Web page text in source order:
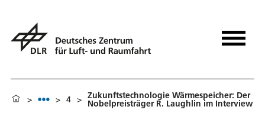
> > 4 > Zukunftstechnologie Wärmespeicher: Der
Nobelpreisträger R. Laughlin im Interview